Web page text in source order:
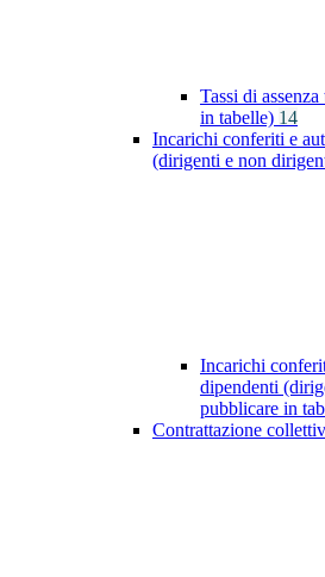
Tassi di
in tabelle) 14
Incarichi conferiti e
(dirigenti e non
Incarichi
dipendenti
pubblicare in
Contrattazione